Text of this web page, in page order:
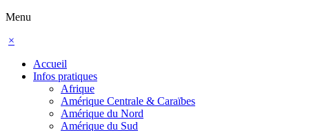
Menu
×
Accueil
Infos pratiques
Afrique
Amérique Centrale & Caraïbes
Amérique du Nord
Amérique du Sud